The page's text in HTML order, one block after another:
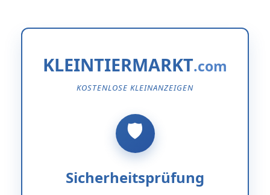
KLEINTIERMARKT
KOSTENLOSE KLEINANZEIGEN
Sicherheitsprüfung